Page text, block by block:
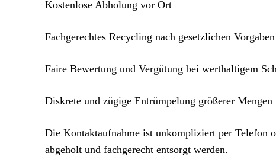
Kostenlose Abholung vor Ort
Fachgerechtes Recycling nach gesetzlichen Vorgaben
Faire Bewertung und Vergütung bei werthaltigem
Diskrete und zügige Entrümpelung größerer Mengen
Die Kontaktaufnahme ist unkompliziert per Telefon
abgeholt und fachgerecht entsorgt werden.